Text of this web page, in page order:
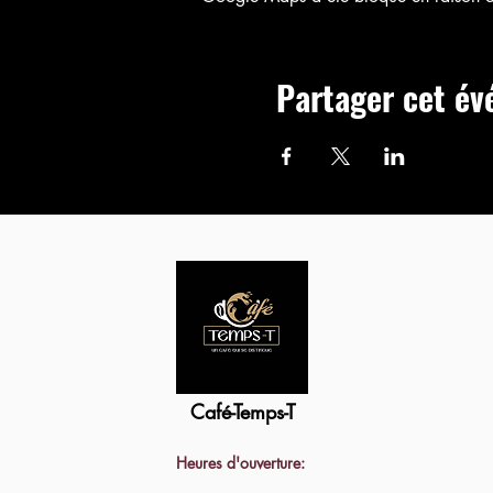
Partager cet
Café-Temps-T
Heures d'ouverture: